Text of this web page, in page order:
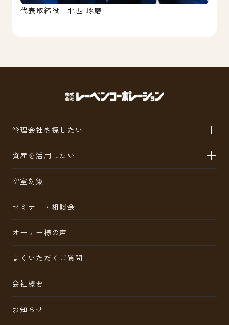
代表取締役 北西 琢磨
管理会社を探したい
資産を活用したい
空室対策
セミナー・相談会
オーナー様の声
よくいただくご質問
会社概要
お知らせ